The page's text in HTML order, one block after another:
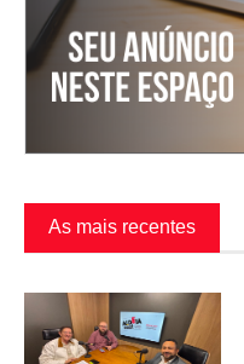
As mais recentes